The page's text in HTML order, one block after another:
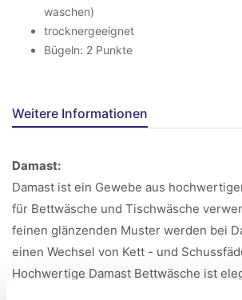
waschen)
trocknergeeignet
Bügeln: 2 Punkte
Weitere Informationen
Damast:
Damast ist ein Gewebe aus
für Bettwäsche und Tischwäsche
feinen glänzenden Muster werden bei
einen Wechsel von Kett - und
Hochwertige Damast Bettwäsche ist